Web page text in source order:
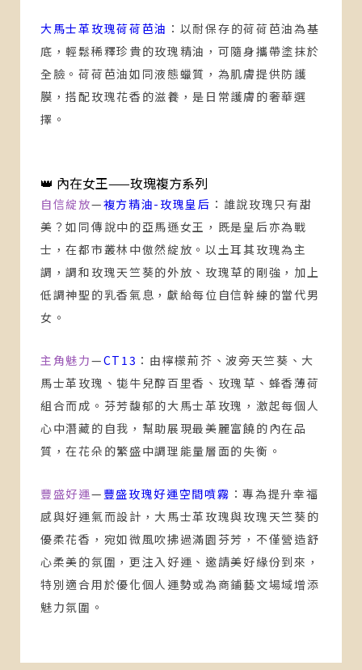
大馬士革玫瑰荷荷芭油 ： 以耐保存的荷荷芭油為基
底，輕鬆稀釋珍貴的玫瑰精油，可隨身攜帶塗抹於
全臉。荷荷芭油如同液態蠟質，為肌膚提供防護
膜，搭配玫瑰花香的滋養，是日常護膚的奢華選
擇。
👑 內在女王——玫瑰複方系列
自信綻放—複方精油-玫瑰皇后 ： 誰說玫瑰只有甜
美？如同傳說中的亞馬遜女王，既是皇后亦為戰
士，在都市叢林中傲然綻放。以土耳其玫瑰為主
調，調和玫瑰天竺葵的外放、玫瑰草的剛強，加上
低調神聖的乳香氣息，獻給每位自信幹練的當代男
女。
主角魅力—CT13 ： 由檸檬荊芥、波旁天竺葵、大
馬士革玫瑰、牻牛兒醇百里香、玫瑰草、蜂香薄荷
組合而成。芬芳馥郁的大馬士革玫瑰，激起每個人
心中潛藏的自我，幫助展現最美麗富饒的內在品
質，在花朵的繁盛中調理能量層面的失衡。
豐盛好運— 豐盛玫瑰好運空間噴霧 ：專為提升幸福
感與好運氣而設計，大馬士革玫瑰與玫瑰天竺葵的
優柔花香，宛如微風吹拂過滿園芬芳，不僅營造舒
心柔美的氛圍，更注入好運、邀請美好緣份到來，
特別適合用於優化個人運勢或為商鋪藝文場域增添
魅力氛圍。